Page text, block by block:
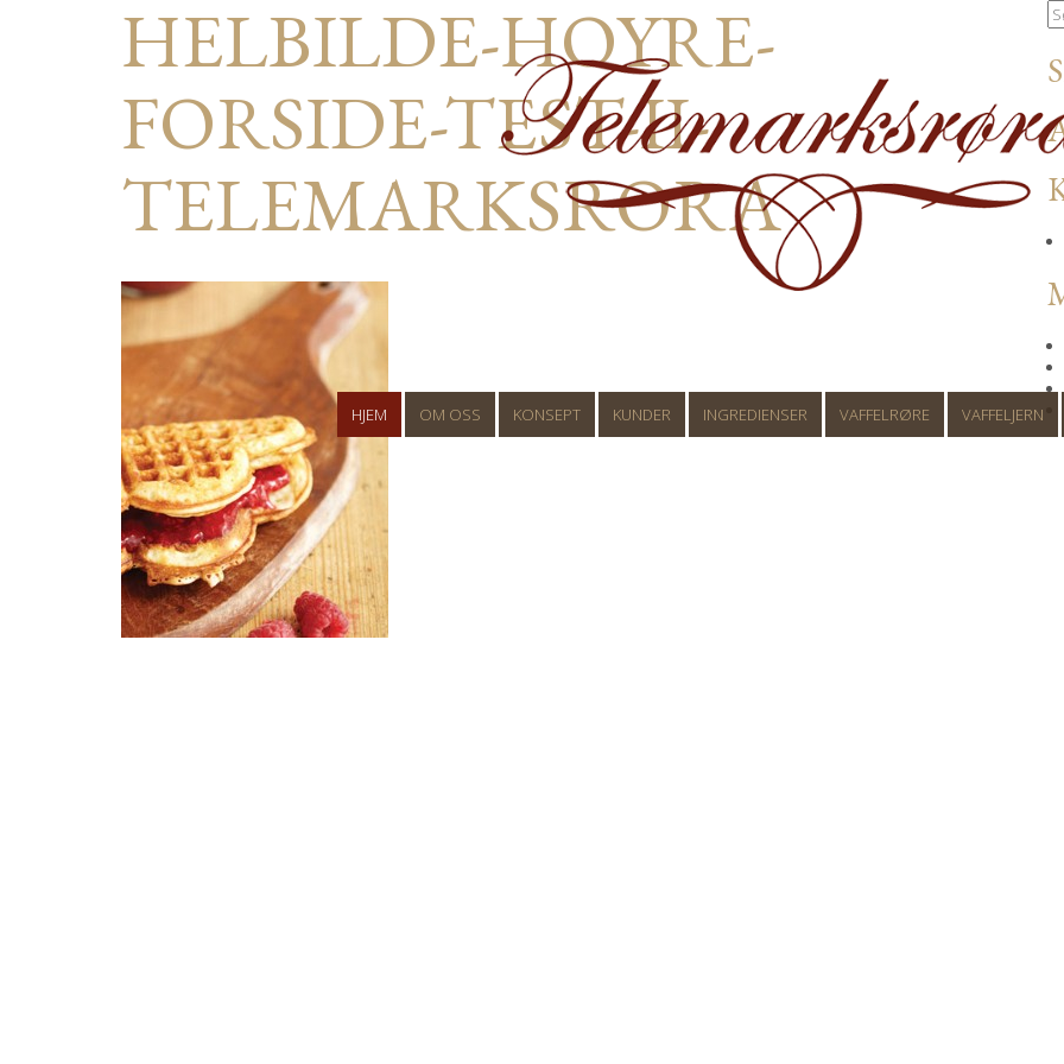
HJEM OM OSS KONSEPT KUNDER INGREDIENSER VAFFELRØRE VAFFELJERN
HELBILDE-HOYRE-
FORSIDE-TEST-II-
TELEMARKSRORA